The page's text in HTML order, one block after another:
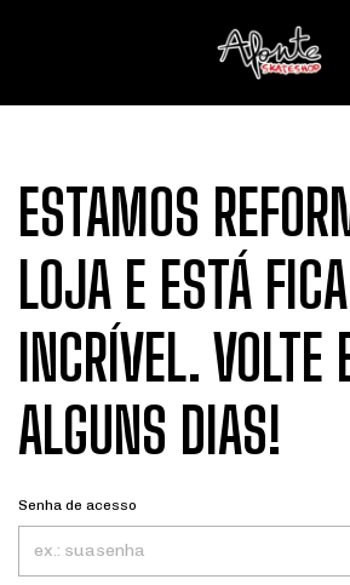
ESTAMOS
LOJA E ESTÁ
INCRÍVEL. VOLTE
ALGUNS DIAS!
Senha de acesso